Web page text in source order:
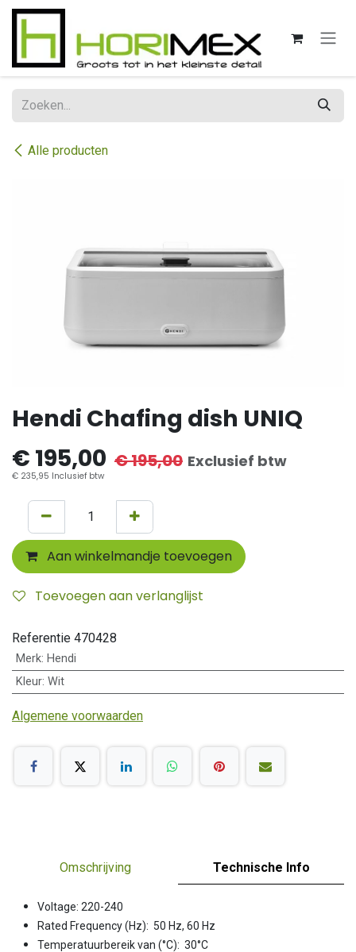
Overslaan naar inhoud
Alle producten
Hendi Chafing dish UNIQ
€ 195,00 €195,00 Exclusief btw
€ 235,95 Inclusief btw
Aan winkelmandje toevoegen
Toevoegen aan verlanglijst
Referentie 470428
Merk: Hendi
Kleur: Wit
Algemene voorwaarden
Omschrijving Technische Info
Voltage: 220-240
Rated Frequency (Hz): 50 Hz, 60 Hz
Temperatuurbereik van (°C): 30°C